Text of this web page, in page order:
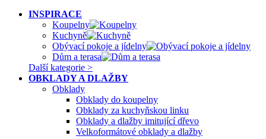
INSPIRACE
Koupelny
Kuchyně
Obývací pokoje a jídelny
Dům a terasa
Další kategorie >
OBKLADY A DLAŽBY
Obklady
Obklady do koupelny
Obklady za kuchyňskou linku
Obklady a dlažby imitující dřevo
Velkoformátové obklady a dlažby